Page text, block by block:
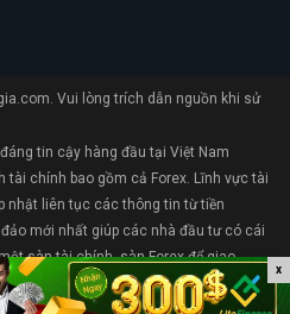
Vui lòng trích dẫn nguồn khi sử
tin cậy hàng đầu tại Việt Nam
chính bao gồm cả Forex. Lĩnh vực tài
nhật liên tục các thông tin từ tiền
mới nhất giúp các nhà đầu tư có cái
sàn tài chính, sàn Forex để giao
với chúng tôi tại
x